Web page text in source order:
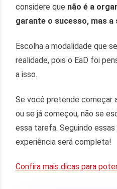
considere que não é a
garante o sucesso, mas a
Escolha a modalidade que
realidade, pois o EaD foi
a isso.
Se você pretende começar
ou se já começou, não se
essa tarefa. Seguindo essas
experiência será completa!
Confira mais dicas para